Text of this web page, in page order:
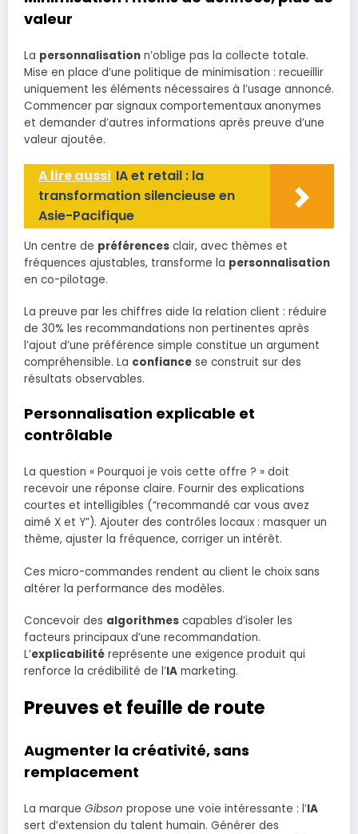
valeur
La personnalisation n’oblige pas la collecte totale.
Mise en place d’une politique de minimisation : recueillir
uniquement les éléments nécessaires à l’usage annoncé.
Commencer par signaux comportementaux anonymes
et demander d’autres informations après preuve d’une
valeur ajoutée.
A lire aussi IA et retail : la
transformation silencieuse en
Asie-Pacifique
Un centre de préférences clair, avec thèmes et
fréquences ajustables, transforme la personnalisation
en co-pilotage.
La preuve par les chiffres aide la relation client : réduire
de 30% les recommandations non pertinentes après
l’ajout d’une préférence simple constitue un argument
compréhensible. La confiance se construit sur des
résultats observables.
Personnalisation explicable et
contrôlable
La question « Pourquoi je vois cette offre ? » doit
recevoir une réponse claire. Fournir des explications
courtes et intelligibles (“recommandé car vous avez
aimé X et Y”). Ajouter des contrôles locaux : masquer un
thème, ajuster la fréquence, corriger un intérêt.
Ces micro-commandes rendent au client le choix sans
altérer la performance des modèles.
Concevoir des algorithmes capables d’isoler les
facteurs principaux d’une recommandation.
L’explicabilité représente une exigence produit qui
renforce la crédibilité de l’IA marketing.
Preuves et feuille de route
Augmenter la créativité, sans
remplacement
La marque Gibson propose une voie intéressante : l’IA
sert d’extension du talent humain. Générer des